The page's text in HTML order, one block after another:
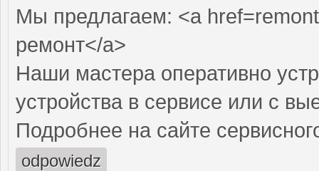
Мы предлагаем: <a
ремонт</a>
Наши мастера оперативно
устройства в сервисе или с
Подробнее на сайте
odpowiedz